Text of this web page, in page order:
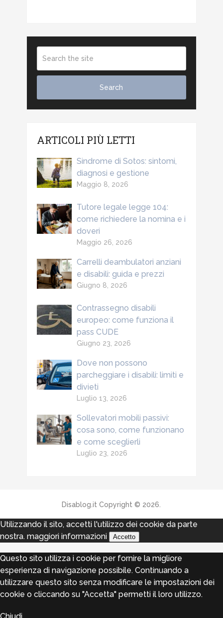
ARTICOLI PIÙ LETTI
Sindrome di Sotos: sintomi,
diagnosi e gestione
Maggio 8, 2026
Tutore legale legge 104:
come richiedere la nomina e i
doveri
Maggio 26, 2026
Carrelli deambulatori anziani
e disabili: guida e prezzi
Giugno 8, 2026
Contrassegno disabili
europeo: come funziona il
pass CUDE
Giugno 23, 2026
Dove non possono
parcheggiare i disabili: limiti e
divieti
Luglio 13, 2026
Sollevatori mobili passivi:
cosa sono, come funzionano
e come sceglierli
Luglio 23, 2026
Disablog.it Copyright © 2026.
Utilizzando il sito, accetti l'utilizzo dei cookie da parte
nostra. maggiori informazioni Accetto
Questo sito utilizza i cookie per fornire la migliore
esperienza di navigazione possibile. Continuando a
utilizzare questo sito senza modificare le impostazioni dei
cookie o cliccando su "Accetta" permetti il loro utilizzo.
Chiudi